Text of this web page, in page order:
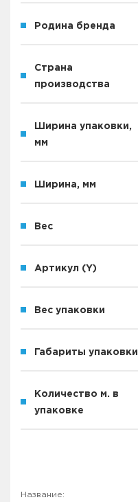
Родина бренда
Страна
производства
Ширина упаковки,
мм
Ширина, мм
Вес
Артикул (Y)
Вес упаковки
Габариты упаковки
Количество м. в
упаковке